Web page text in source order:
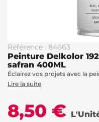
Référence : 84663
Peinture Delkolor
safran 400ML
Éclairez vos projets avec la
Lire la suite
8,50 €